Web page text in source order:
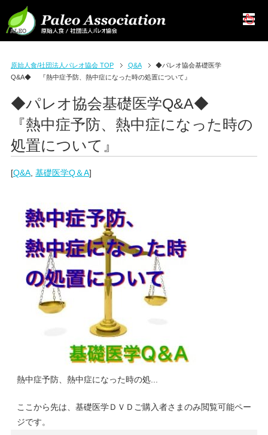
原始人食/社団法人パレオ協会 TOP Q&A
◆パレオ協会基礎医学
Q&A◆ 『熱中症予防、熱中症になった時の処置について』
◆パレオ協会基礎医学Q&A◆
『熱中症予防、熱中症になった時の
処置について』
[Q&A, 基礎医学Q＆A]
熱中症予防、熱中症になった時の処...
ここから先は、基礎医学ＤＶＤご購入者さまのみ閲覧可能ペー
ジです。